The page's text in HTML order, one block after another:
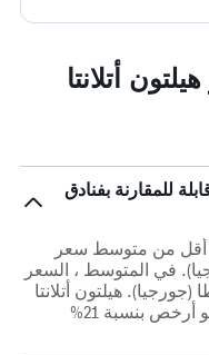
أتلانتا
للمقارنة بفنادق
أقل من متوسط ​​سعر
(جورجيا). في المتوسط ، السعر
(جورجيا). هيلتون أتلانتا
إيربورت سيعطيك 732 ﷼ في الليلة وهو أرخص بنسبة 21%